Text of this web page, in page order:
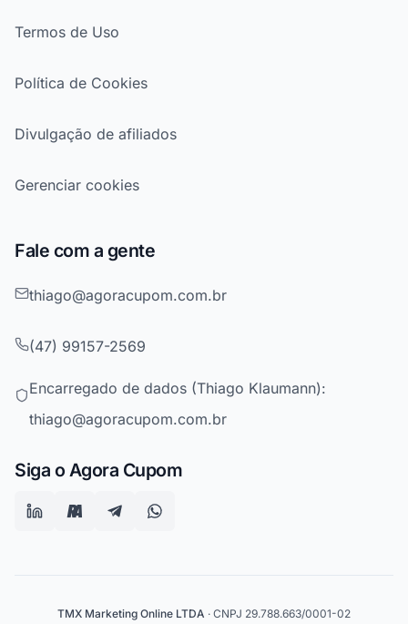
Termos de Uso
Política de Cookies
Divulgação de afiliados
Gerenciar cookies
Fale com a gente
thiago@agoracupom.com.br
(47) 99157-2569
Encarregado de dados (Thiago Klaumann):
thiago@agoracupom.com.br
Siga o Agora Cupom
TMX Marketing Online LTDA · CNPJ 29.788.663/0001-02